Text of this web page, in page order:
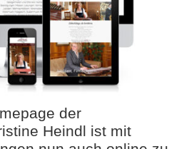
der
Heindl ist mit